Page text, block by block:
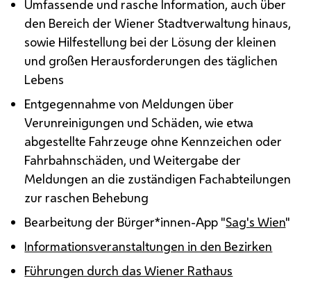
Umfassende und rasche Information, auch über
den Bereich der Wiener Stadtverwaltung hinaus,
sowie Hilfestellung bei der Lösung der kleinen
und großen Herausforderungen des täglichen
Lebens
Entgegennahme von Meldungen über
Verunreinigungen und Schäden, wie etwa
abgestellte Fahrzeuge ohne Kennzeichen oder
Fahrbahnschäden, und Weitergabe der
Meldungen an die zuständigen Fachabteilungen
zur raschen Behebung
Bearbeitung der Bürger*innen-App "Sag's Wien"
Informationsveranstaltungen in den Bezirken
Führungen durch das Wiener Rathaus